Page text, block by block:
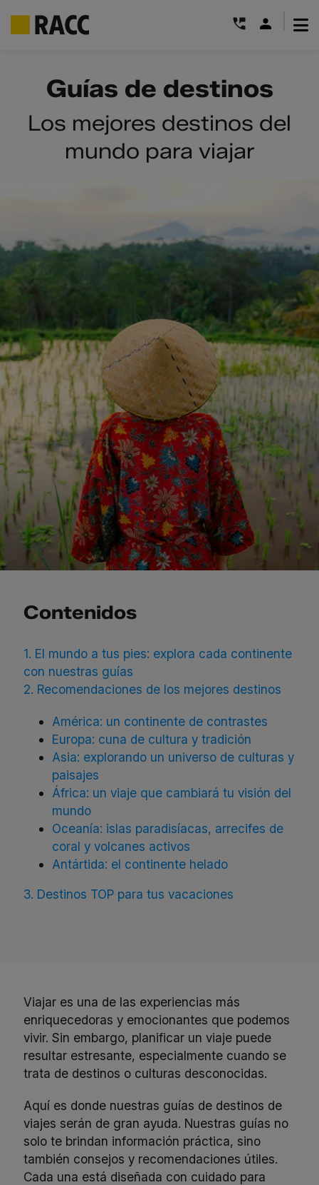
contenidoGuías de destinos
Los mejores destinos del
mundo para viajar
Contenidos
1. El mundo a tus pies: explora cada continente
con nuestras guías
2. Recomendaciones de los mejores destinos
América: un continente de contrastes
Europa: cuna de cultura y tradición
Asia: explorando un universo de culturas y
paisajes
África: un viaje que cambiará tu visión del
mundo
Oceanía: islas paradisíacas, arrecifes de
coral y volcanes activos
Antártida: el continente helado
3. Destinos TOP para tus vacaciones
Viajar es una de las experiencias más
enriquecedoras y emocionantes que podemos
vivir. Sin embargo, planificar un viaje puede
resultar estresante, especialmente cuando se
trata de destinos o culturas desconocidas.
Aquí es donde nuestras guías de destinos de
viajes serán de gran ayuda. Nuestras guías no
solo te brindan información práctica, sino
también consejos y recomendaciones útiles.
Cada una está diseñada con cuidado para